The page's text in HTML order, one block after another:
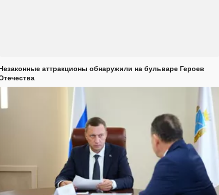
аттракционы обнаружили на бульваре Героев